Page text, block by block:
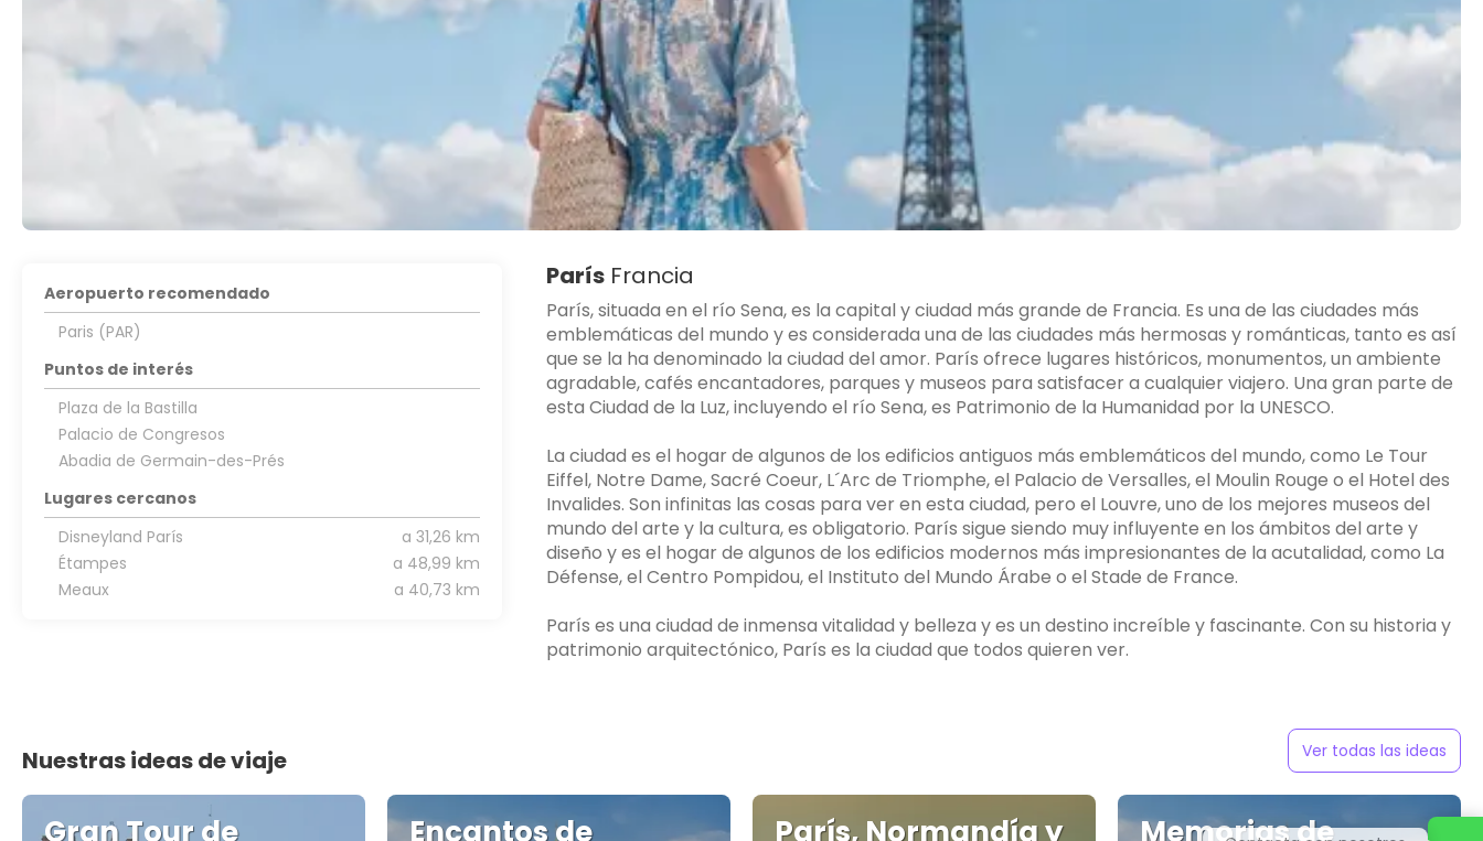
ParísFrancia
París, situada en el río Sena, es la capital y ciudad más grande de Francia. Es una de las ciudades más
emblemáticas del mundo y es considerada una de las ciudades más hermosas y románticas, tanto es así
que se la ha denominado la ciudad del amor. París ofrece lugares históricos, monumentos, un ambiente
agradable, cafés encantadores, parques y museos para satisfacer a cualquier viajero. Una gran parte de
esta Ciudad de la Luz, incluyendo el río Sena, es Patrimonio de la Humanidad por la UNESCO.
La ciudad es el hogar de algunos de los edificios antiguos más emblemáticos del mundo, como Le Tour
Eiffel, Notre Dame, Sacré Coeur, L´Arc de Triomphe, el Palacio de Versalles, el Moulin Rouge o el Hotel des
Invalides. Son infinitas las cosas para ver en esta ciudad, pero el Louvre, uno de los mejores museos del
mundo del arte y la cultura, es obligatorio. París sigue siendo muy influyente en los ámbitos del arte y
diseño y es el hogar de algunos de los edificios modernos más impresionantes de la acutalidad, como La
Défense, el Centro Pompidou, el Instituto del Mundo Árabe o el Stade de France.
París es una ciudad de inmensa vitalidad y belleza y es un destino increíble y fascinante. Con su historia y
Aeropuerto recomendado
Paris (PAR)
Puntos de interés
Plaza de la Bastilla
Palacio de Congresos
Abadia de Germain-des-Prés
Lugares cercanos
Disneyland París
a 31,26 km
Étampes
a 48,99 km
Meaux
a 40,73 km
Nuestras ideas de viaje Ver todas las ideas
Gran Tour de Encantos de París, Normandía y Memorias de